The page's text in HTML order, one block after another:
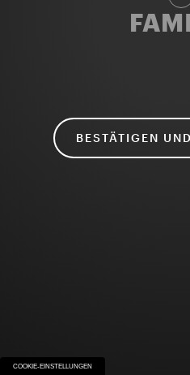
BESTÄTIGEN
COOKIE-EINSTELLUNGEN